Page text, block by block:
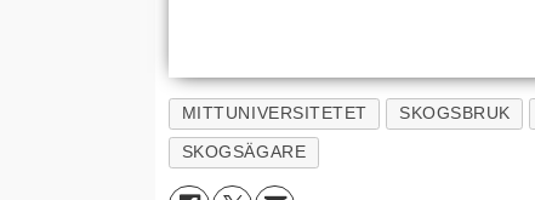
MITTUNIVERSITETET SKOGSBRUK
SKOGSÄGARE